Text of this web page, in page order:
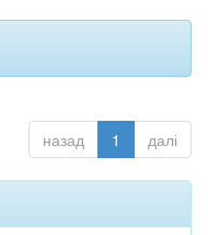
назад 1 далі